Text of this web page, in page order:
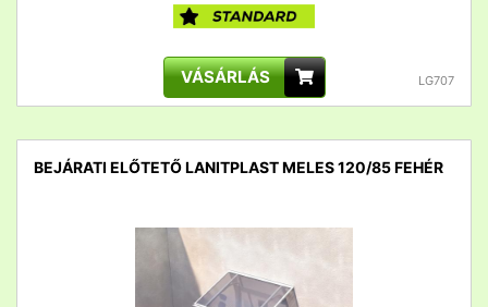
VÁSÁRLÁS LG707
BEJÁRATI ELŐTETŐ LANITPLAST MELES 120/85 FEHÉR